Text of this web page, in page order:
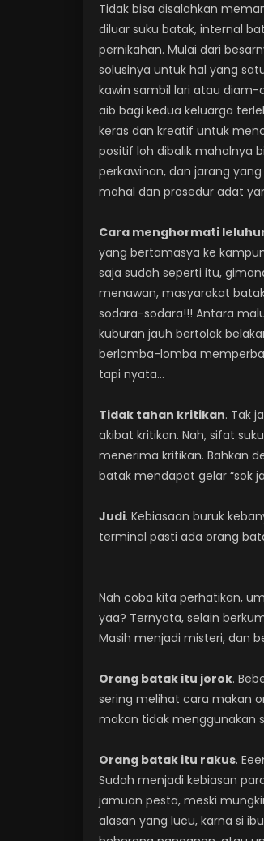
Tidak bisa disalahkan
diluar suku batak, internal
pernikahan. Mulai dari
solusinya untuk hal yang
kawin sambil lari atau diam-
aib bagi kedua keluarga
keras dan kreatif untuk
positif loh dibalik mahalnya
perkawinan, dan jarang
mahal dan prosedur adat
Cara menghormati
yang bertamasya ke
saja sudah seperti itu,
menawan, masyarakat
sodara-sodara!!! Antara
kuburan jauh bertolak
berlomba-lomba
tapi nyata…
Tidak tahan kritikan. Tak
akibat kritikan. Nah, sifat
menerima kritikan. Bahkan
batak mendapat gelar “sok
Judi. Kebiasaan buruk
terminal pasti ada orang
Nah coba kita perhatikan,
yaa? Ternyata, selain
Masih menjadi misteri, dan
Orang batak itu jorok.
sering melihat cara makan
makan tidak menggunakan
Orang batak itu rakus.
Sudah menjadi kebiasan
jamuan pesta, meski
alasan yang lucu, karna si